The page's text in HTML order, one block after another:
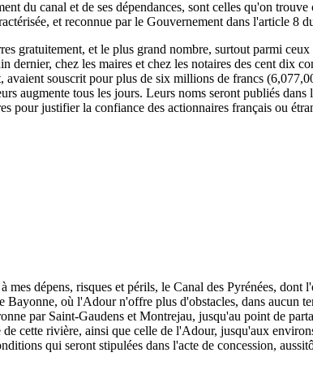
du canal et de ses dépendances, sont celles qu'on
et reconnue par le Gouvernement dans l'article 8
gratuitement, et le plus grand nombre, surtout parmi
dernier, chez les maires et chez les notaires des cent dix
souscrit pour plus de six millions de francs
augmente tous les jours. Leurs noms seront publiés
pour justifier la confiance des actionnaires français ou
mes dépens, risques et périls, le Canal des Pyrénées,
où l'Adour n'offre plus d'obstacles, dans aucun
par Saint-Gaudens et Montrejau, jusqu'au point de
cette rivière, ainsi que celle de l'Adour, jusqu'aux
qui seront stipulées dans l'acte de concession,